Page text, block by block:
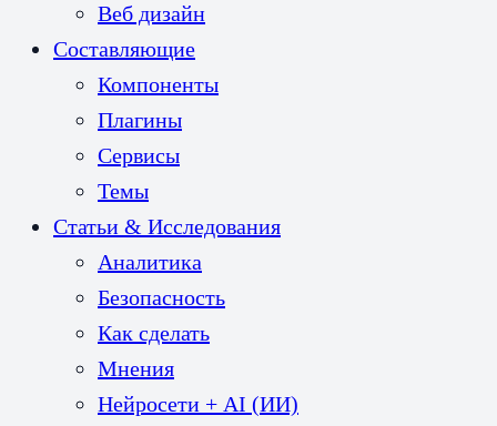
Веб дизайн
Составляющие
Компоненты
Плагины
Сервисы
Темы
Статьи & Исследования
Аналитика
Безопасность
Как сделать
Мнения
Нейросети + AI (ИИ)